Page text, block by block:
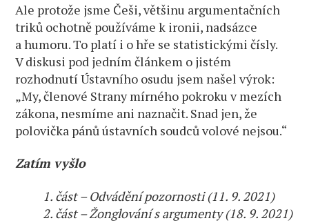
Ale protože jsme Češi, většinu argumentačních
triků ochotně používáme k ironii, nadsázce
a humoru. To platí i o hře se statistickými čísly.
V diskusi pod jedním článkem o jistém
rozhodnutí Ústavního osudu jsem našel výrok:
„My, členové Strany mírného pokroku v mezích
zákona, nesmíme ani naznačit. Snad jen, že
polovička pánů ústavních soudců volové nejsou.“
Zatím vyšlo
1. část – Odvádění pozornosti (11. 9. 2021)
2. část – Žonglování s argumenty (18. 9. 2021)